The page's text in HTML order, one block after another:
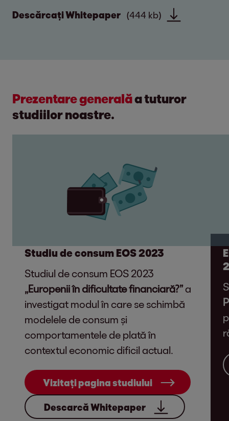
Descărcați Whitepaper (444 kb)
Prezentare generalăa tuturor
studiilor noastre.
Studiu de consum EOS 2023
Studiul de consum EOS 2023
„Europenii în dificultate financiară?”a
investigat modul în care se schimbă
modelele de consum și
comportamentele de plată în
contextul economic dificil actual.
Vizitați pagina studiului
Descarcă Whitepaper